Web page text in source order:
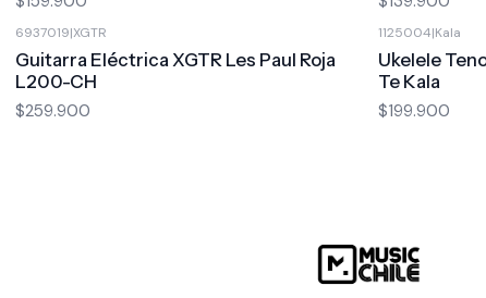
6937019|XGTR
Guitarra Eléctrica XGTR Les Paul Roja
L200-CH
$259.900
1125004|Kala
Ukelele
Te Kala
$199.900